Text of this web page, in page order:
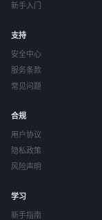
新手入门
支持
安全中心
服务条款
常见问题
合规
用户协议
隐私政策
风险声明
学习
新手指南